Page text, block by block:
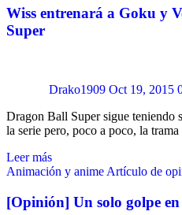
Wiss entrenará a Goku y
Super
Drako1909 Oct 19, 2015
Dragon Ball Super sigue teniendo
la serie pero, poco a poco, la
Leer más
Animación y anime Artículo de
[Opinión] Un solo golpe